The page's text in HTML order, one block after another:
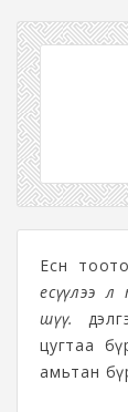
Есөн
есүүлээ
шүү.
цугтаа
амьтан